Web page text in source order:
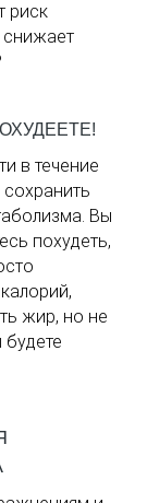
риск
снижает
в течение
Вы
похудеть,
жир, но не